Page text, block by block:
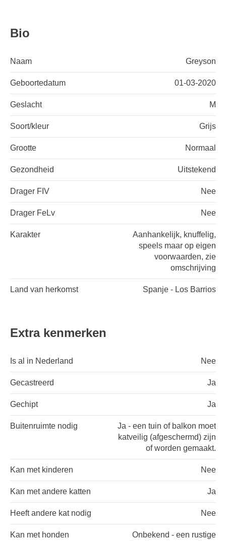
Bio
Naam Greyson
Geboortedatum 01-03-2020
Geslacht M
Soort/kleur Grijs
Grootte Normaal
Gezondheid Uitstekend
Drager FIV Nee
Drager FeLv Nee
Karakter
Aanhankelijk, knuffelig,
speels maar op eigen
voorwaarden, zie
omschrijving
Land van herkomst Spanje - Los Barrios
Extra kenmerken
Is al in Nederland Nee
Gecastreerd Ja
Gechipt Ja
Buitenruimte nodig
Ja - een tuin of balkon moet
katveilig (afgeschermd) zijn
of worden gemaakt.
Kan met kinderen Nee
Kan met andere katten Ja
Heeft andere kat nodig Nee
Kan met honden
Onbekend - een rustige